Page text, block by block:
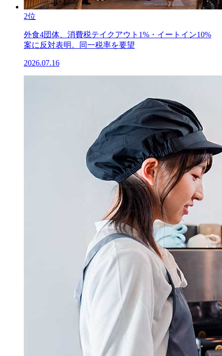
2位
外食4団体、消費税テイクアウト1%・イートイン10%
案に反対表明。同一税率を要望
2026.07.16